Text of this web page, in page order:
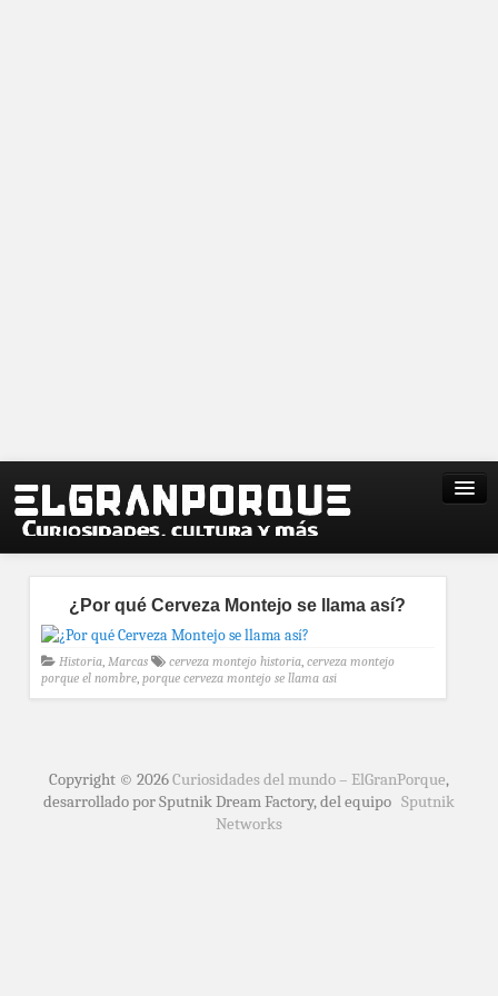
¿Por qué Cerveza Montejo se llama así?
Historia, Marcas cerveza montejo historia, cerveza montejo
porque el nombre, porque cerveza montejo se llama asi
Copyright © 2026Curiosidades del mundo – ElGranPorque,
desarrollado por Sputnik Dream Factory, del equipo Sputnik
Networks